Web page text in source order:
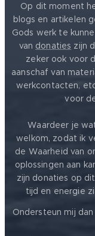
Op dit moment
blogs en artikelen
Gods werk te
van donaties zijn
zeker ook voor
aanschaf van
werkcontacten,
voor
Waardeer je
welkom, zodat ik
de Waarheid van
oplossingen aan
zijn donaties op
tijd en energie
Ondersteun mij